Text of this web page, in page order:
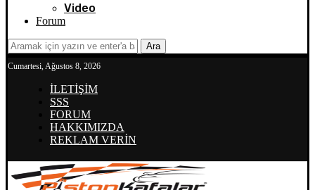
Video
Forum
Ara
Cumartesi, Ağustos 8, 2026
İLETİŞİM
SSS
FORUM
HAKKIMIZDA
REKLAM VERİN